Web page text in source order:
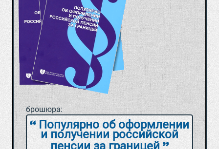
брошюра:
Популярно об оформлении
и получении российской
пенсии за границей